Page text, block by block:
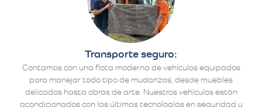
Transporte seguro:
Contamos con una flota moderna de vehículos equipados
para manejar todo tipo de mudanzas, desde muebles
delicados hasta obras de arte. Nuestros vehículos están
acondicionados con las últimas tecnologías en seguridad y